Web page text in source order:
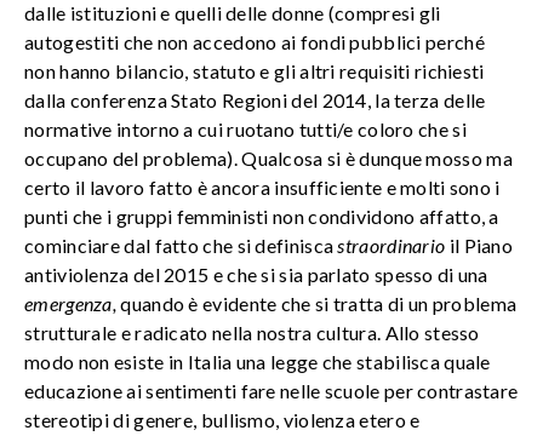
dalle istituzioni e quelli delle donne (compresi gli
autogestiti che non accedono ai fondi pubblici perché
non hanno bilancio, statuto e gli altri requisiti richiesti
dalla conferenza Stato Regioni del 2014, la terza delle
normative intorno a cui ruotano tutti/e coloro che si
occupano del problema). Qualcosa si è dunque mosso ma
certo il lavoro fatto è ancora insufficiente e molti sono i
punti che i gruppi femministi non condividono affatto, a
cominciare dal fatto che si definiscastraordinario il Piano
antiviolenza del 2015 e che si sia parlato spesso di una
emergenza,quando è evidente che si tratta di un problema
strutturale e radicato nella nostra cultura. Allo stesso
modo non esiste in Italia una legge che stabilisca quale
educazione ai sentimenti fare nelle scuole per contrastare
stereotipi di genere, bullismo, violenza etero e